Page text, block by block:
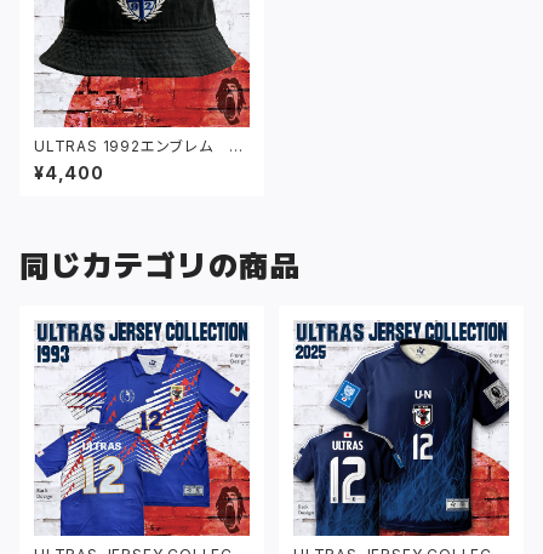
ULTRAS 1992エンブレム バ
ケットハット ブラック
¥4,400
同じカテゴリの商品